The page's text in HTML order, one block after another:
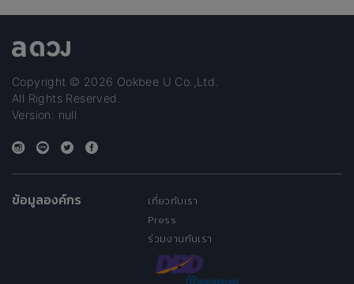
Copyright © 2026 Ookbee U Co.,Ltd.
All Rights Reserved.
Version: null
ข้อมูลองค์กร
เกี่ยวกับเรา
Press
ร่วมงานกับเรา